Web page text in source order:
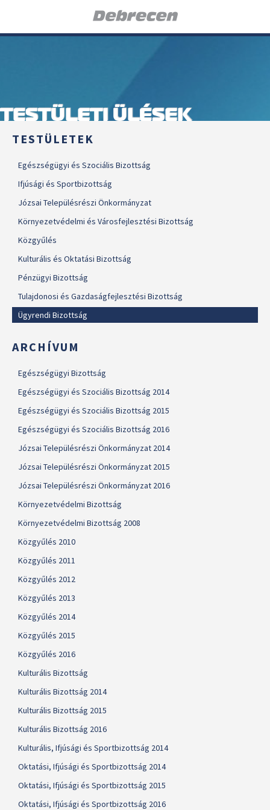
TESTÜLETI ÜLÉSEK
TESTÜLETEK
Egészségügyi és Szociális Bizottság
Ifjúsági és Sportbizottság
Józsai Településrészi Önkormányzat
Környezetvédelmi és Városfejlesztési Bizottság
Közgyűlés
Kulturális és Oktatási Bizottság
Pénzügyi Bizottság
Tulajdonosi és Gazdaságfejlesztési Bizottság
Ügyrendi Bizottság
ARCHÍVUM
Egészségügyi Bizottság
Egészségügyi és Szociális Bizottság 2014
Egészségügyi és Szociális Bizottság 2015
Egészségügyi és Szociális Bizottság 2016
Józsai Településrészi Önkormányzat 2014
Józsai Településrészi Önkormányzat 2015
Józsai Településrészi Önkormányzat 2016
Környezetvédelmi Bizottság
Környezetvédelmi Bizottság 2008
Közgyűlés 2010
Közgyűlés 2011
Közgyűlés 2012
Közgyűlés 2013
Közgyűlés 2014
Közgyűlés 2015
Közgyűlés 2016
Kulturális Bizottság
Kulturális Bizottság 2014
Kulturális Bizottság 2015
Kulturális Bizottság 2016
Kulturális, Ifjúsági és Sportbizottság 2014
Oktatási, Ifjúsági és Sportbizottság 2014
Oktatási, Ifjúsági és Sportbizottság 2015
Oktatási, Ifjúsági és Sportbizottság 2016